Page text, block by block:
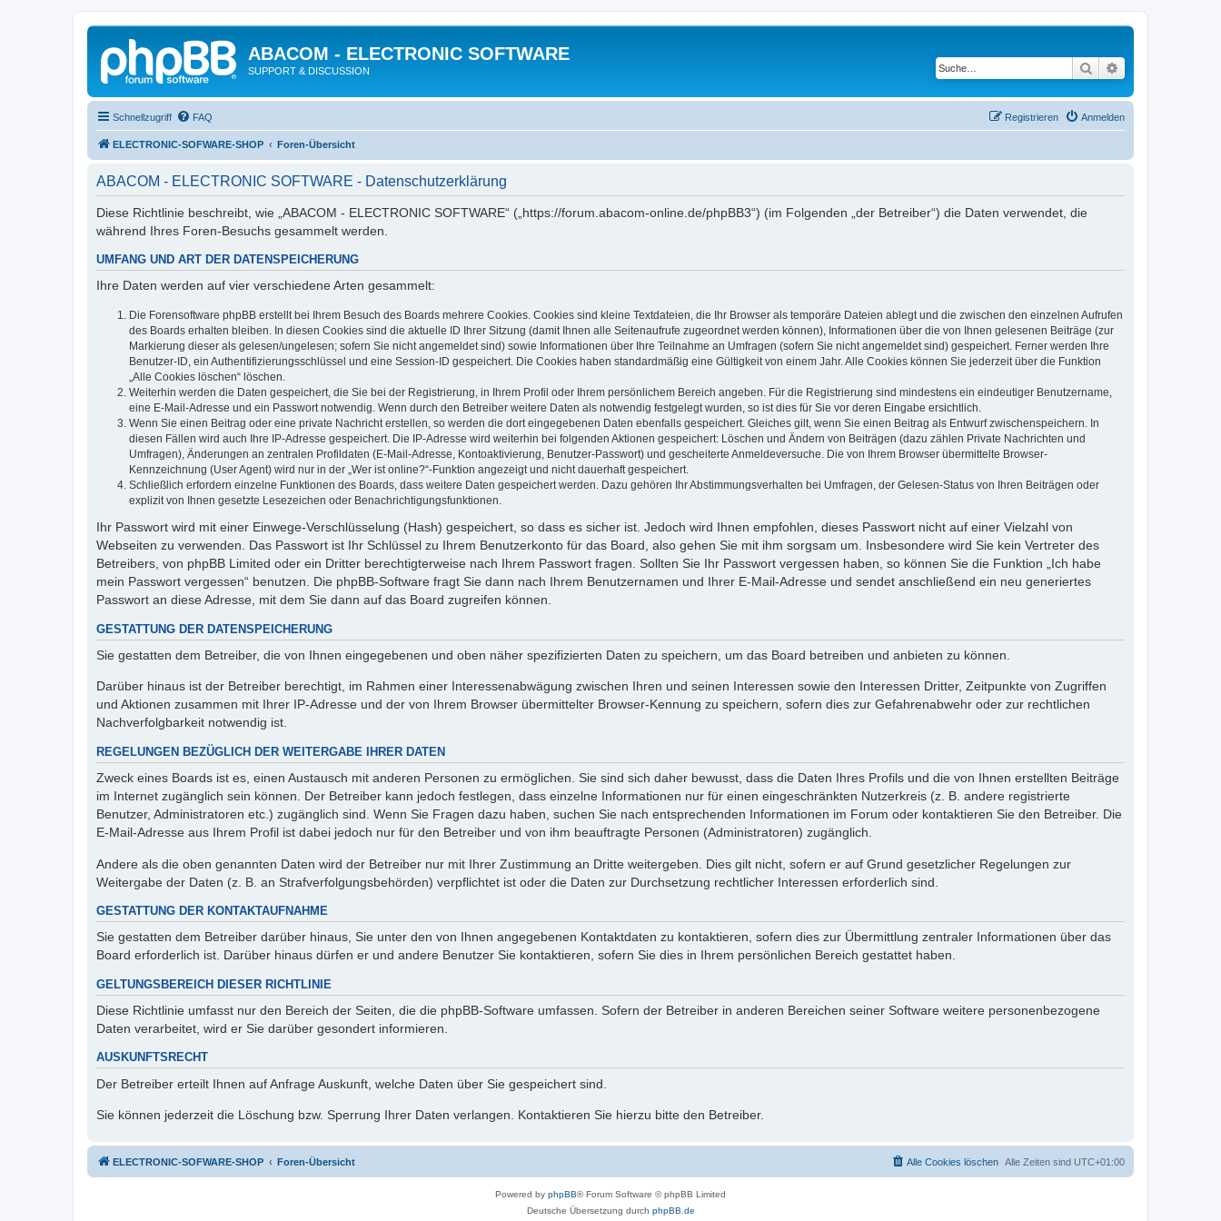
ABACOM - ELECTRONIC SOFTWARE
SUPPORT & DISCUSSION Suche
Schnellzugriff FAQ Anmelden
Registrieren
ELECTRONIC-SOFWARE-SHOP Foren-Übersicht
ABACOM - ELECTRONIC SOFTWARE - Datenschutzerklärung
Diese Richtlinie beschreibt, wie „ABACOM - ELECTRONIC SOFTWARE“ („https://forum.abacom-online.de/phpBB3“) (im Folgenden „der Betreiber“) die Daten verwendet, die
während Ihres Foren-Besuchs gesammelt werden.
UMFANG UND ART DER DATENSPEICHERUNG
Ihre Daten werden auf vier verschiedene Arten gesammelt:
Die Forensoftware phpBB erstellt bei Ihrem Besuch des Boards mehrere Cookies. Cookies sind kleine Textdateien, die Ihr Browser als temporäre Dateien ablegt und die zwischen den einzelnen Aufrufen
des Boards erhalten bleiben. In diesen Cookies sind die aktuelle ID Ihrer Sitzung (damit Ihnen alle Seitenaufrufe zugeordnet werden können), Informationen über die von Ihnen gelesenen Beiträge (zur
Markierung dieser als gelesen/ungelesen; sofern Sie nicht angemeldet sind) sowie Informationen über Ihre Teilnahme an Umfragen (sofern Sie nicht angemeldet sind) gespeichert. Ferner werden Ihre
Benutzer-ID, ein Authentifizierungsschlüssel und eine Session-ID gespeichert. Die Cookies haben standardmäßig eine Gültigkeit von einem Jahr. Alle Cookies können Sie jederzeit über die Funktion
„Alle Cookies löschen“ löschen.
Weiterhin werden die Daten gespeichert, die Sie bei der Registrierung, in Ihrem Profil oder Ihrem persönlichem Bereich angeben. Für die Registrierung sind mindestens ein eindeutiger Benutzername,
eine E-Mail-Adresse und ein Passwort notwendig. Wenn durch den Betreiber weitere Daten als notwendig festgelegt wurden, so ist dies für Sie vor deren Eingabe ersichtlich.
Wenn Sie einen Beitrag oder eine private Nachricht erstellen, so werden die dort eingegebenen Daten ebenfalls gespeichert. Gleiches gilt, wenn Sie einen Beitrag als Entwurf zwischenspeichern. In
diesen Fällen wird auch Ihre IP-Adresse gespeichert. Die IP-Adresse wird weiterhin bei folgenden Aktionen gespeichert: Löschen und Ändern von Beiträgen (dazu zählen Private Nachrichten und
Umfragen), Änderungen an zentralen Profildaten (E-Mail-Adresse, Kontoaktivierung, Benutzer-Passwort) und gescheiterte Anmeldeversuche. Die von Ihrem Browser übermittelte Browser-
Kennzeichnung (User Agent) wird nur in der „Wer ist online?“-Funktion angezeigt und nicht dauerhaft gespeichert.
Schließlich erfordern einzelne Funktionen des Boards, dass weitere Daten gespeichert werden. Dazu gehören Ihr Abstimmungsverhalten bei Umfragen, der Gelesen-Status von Ihren Beiträgen oder
explizit von Ihnen gesetzte Lesezeichen oder Benachrichtigungsfunktionen.
Ihr Passwort wird mit einer Einwege-Verschlüsselung (Hash) gespeichert, so dass es sicher ist. Jedoch wird Ihnen empfohlen, dieses Passwort nicht auf einer Vielzahl von
Webseiten zu verwenden. Das Passwort ist Ihr Schlüssel zu Ihrem Benutzerkonto für das Board, also gehen Sie mit ihm sorgsam um. Insbesondere wird Sie kein Vertreter des
Betreibers, von phpBB Limited oder ein Dritter berechtigterweise nach Ihrem Passwort fragen. Sollten Sie Ihr Passwort vergessen haben, so können Sie die Funktion „Ich habe
mein Passwort vergessen“ benutzen. Die phpBB-Software fragt Sie dann nach Ihrem Benutzernamen und Ihrer E-Mail-Adresse und sendet anschließend ein neu generiertes
Passwort an diese Adresse, mit dem Sie dann auf das Board zugreifen können.
GESTATTUNG DER DATENSPEICHERUNG
Sie gestatten dem Betreiber, die von Ihnen eingegebenen und oben näher spezifizierten Daten zu speichern, um das Board betreiben und anbieten zu können.
Darüber hinaus ist der Betreiber berechtigt, im Rahmen einer Interessenabwägung zwischen Ihren und seinen Interessen sowie den Interessen Dritter, Zeitpunkte von Zugriffen
und Aktionen zusammen mit Ihrer IP-Adresse und der von Ihrem Browser übermittelter Browser-Kennung zu speichern, sofern dies zur Gefahrenabwehr oder zur rechtlichen
Nachverfolgbarkeit notwendig ist.
REGELUNGEN BEZÜGLICH DER WEITERGABE IHRER DATEN
Zweck eines Boards ist es, einen Austausch mit anderen Personen zu ermöglichen. Sie sind sich daher bewusst, dass die Daten Ihres Profils und die von Ihnen erstellten Beiträge
im Internet zugänglich sein können. Der Betreiber kann jedoch festlegen, dass einzelne Informationen nur für einen eingeschränkten Nutzerkreis (z. B. andere registrierte
Benutzer, Administratoren etc.) zugänglich sind. Wenn Sie Fragen dazu haben, suchen Sie nach entsprechenden Informationen im Forum oder kontaktieren Sie den Betreiber. Die
E-Mail-Adresse aus Ihrem Profil ist dabei jedoch nur für den Betreiber und von ihm beauftragte Personen (Administratoren) zugänglich.
Andere als die oben genannten Daten wird der Betreiber nur mit Ihrer Zustimmung an Dritte weitergeben. Dies gilt nicht, sofern er auf Grund gesetzlicher Regelungen zur
Weitergabe der Daten (z. B. an Strafverfolgungsbehörden) verpflichtet ist oder die Daten zur Durchsetzung rechtlicher Interessen erforderlich sind.
GESTATTUNG DER KONTAKTAUFNAHME
Sie gestatten dem Betreiber darüber hinaus, Sie unter den von Ihnen angegebenen Kontaktdaten zu kontaktieren, sofern dies zur Übermittlung zentraler Informationen über das
Board erforderlich ist. Darüber hinaus dürfen er und andere Benutzer Sie kontaktieren, sofern Sie dies in Ihrem persönlichen Bereich gestattet haben.
GELTUNGSBEREICH DIESER RICHTLINIE
Diese Richtlinie umfasst nur den Bereich der Seiten, die die phpBB-Software umfassen. Sofern der Betreiber in anderen Bereichen seiner Software weitere personenbezogene
Daten verarbeitet, wird er Sie darüber gesondert informieren.
AUSKUNFTSRECHT
Der Betreiber erteilt Ihnen auf Anfrage Auskunft, welche Daten über Sie gespeichert sind.
Sie können jederzeit die Löschung bzw. Sperrung Ihrer Daten verlangen. Kontaktieren Sie hierzu bitte den Betreiber.
ELECTRONIC-SOFWARE-SHOP Foren-Übersicht Alle Zeiten sind UTC+01:00
Alle Cookies löschen
Powered by phpBB® Forum Software © phpBB Limited
Deutsche Übersetzung durch phpBB.de